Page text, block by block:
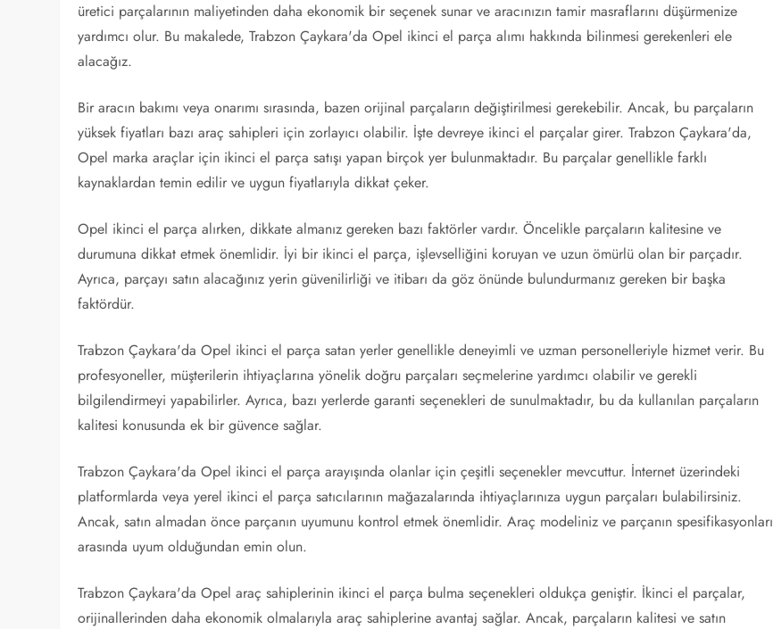
üretici parçalarının maliyetinden daha ekonomik bir seçenek sunar ve aracınızın tamir masraflarını düşürmenize
yardımcı olur. Bu makalede, Trabzon Çaykara'da Opel ikinci el parça alımı hakkında bilinmesi gerekenleri ele
alacağız.
Bir aracın bakımı veya onarımı sırasında, bazen orijinal parçaların değiştirilmesi gerekebilir. Ancak, bu parçaların
yüksek fiyatları bazı araç sahipleri için zorlayıcı olabilir. İşte devreye ikinci el parçalar girer. Trabzon Çaykara'da,
Opel marka araçlar için ikinci el parça satışı yapan birçok yer bulunmaktadır. Bu parçalar genellikle farklı
kaynaklardan temin edilir ve uygun fiyatlarıyla dikkat çeker.
Opel ikinci el parça alırken, dikkate almanız gereken bazı faktörler vardır. Öncelikle parçaların kalitesine ve
durumuna dikkat etmek önemlidir. İyi bir ikinci el parça, işlevselliğini koruyan ve uzun ömürlü olan bir parçadır.
Ayrıca, parçayı satın alacağınız yerin güvenilirliği ve itibarı da göz önünde bulundurmanız gereken bir başka
faktördür.
Trabzon Çaykara'da Opel ikinci el parça satan yerler genellikle deneyimli ve uzman personelleriyle hizmet verir. Bu
profesyoneller, müşterilerin ihtiyaçlarına yönelik doğru parçaları seçmelerine yardımcı olabilir ve gerekli
bilgilendirmeyi yapabilirler. Ayrıca, bazı yerlerde garanti seçenekleri de sunulmaktadır, bu da kullanılan parçaların
kalitesi konusunda ek bir güvence sağlar.
Trabzon Çaykara'da Opel ikinci el parça arayışında olanlar için çeşitli seçenekler mevcuttur. İnternet üzerindeki
platformlarda veya yerel ikinci el parça satıcılarının mağazalarında ihtiyaçlarınıza uygun parçaları bulabilirsiniz.
Ancak, satın almadan önce parçanın uyumunu kontrol etmek önemlidir. Araç modeliniz ve parçanın spesifikasyonları
arasında uyum olduğundan emin olun.
Trabzon Çaykara'da Opel araç sahiplerinin ikinci el parça bulma seçenekleri oldukça geniştir. İkinci el parçalar,
orijinallerinden daha ekonomik olmalarıyla araç sahiplerine avantaj sağlar. Ancak, parçaların kalitesi ve satın